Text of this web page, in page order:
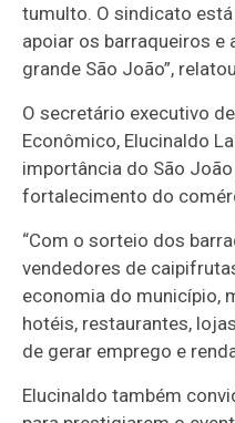
tumulto. O sindicato
apoiar os barraqueiros e
grande São João”,
O secretário executivo
Econômico, Elucinaldo
importância do São
fortalecimento do
“Com o sorteio dos
vendedores de
economia do município,
hotéis, restaurantes,
de gerar emprego e
Elucinaldo também